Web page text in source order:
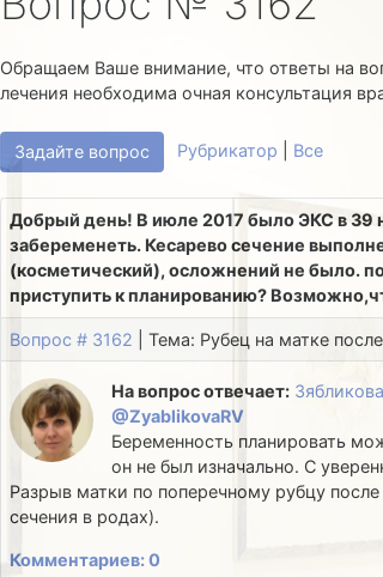
Обращаем Ваше внимание, что ответы на
лечения необходима очная консультация
Задайте вопрос Рубрикатор Все
Добрый день! В июле 2017 было ЭКС в 39
забеременеть. Кесарево сечение
(косметический), осложнений не было.
приступить к планированию?
Вопрос # 3162 | Тема: Рубец на матке
На вопрос отвечает:
@ZyablikovaRV
Беременность планировать
он не был изначально. С
Разрыв матки по поперечному рубцу
сечения в родах).
Комментариев: 0